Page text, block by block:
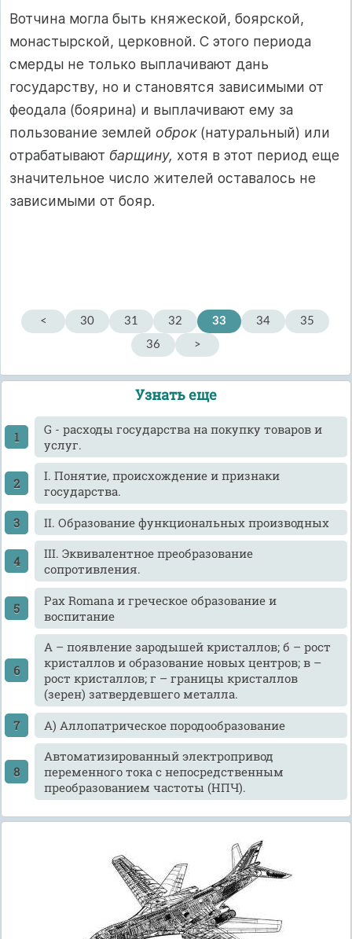
Вотчина могла быть княжеской, боярской,
монастырской, церковной. С этого периода
смерды не только выплачивают дань
государству, но и становятся зависимыми от
феодала (боярина) и выплачивают ему за
пользование землей оброк (натуральный) или
отрабатывают барщину, хотя в этот период еще
значительное число жителей оставалось не
зависимыми от бояр.
< 30 31 32 33 34
35
36
>
Узнать еще
G - расходы государства на покупку товаров и
услуг.
I. Понятие, происхождение и признаки
государства.
II. Образование функциональных производных
III. Эквивалентное преобразование
сопротивления.
Pax Romana и греческое образование и
воспитание
А – появление зародышей кристаллов; б – рост
кристаллов и образование новых центров; в –
рост кристаллов; г – границы кристаллов
(зерен) затвердевшего металла.
А) Аллопатрическое породообразование
Автоматизированный электропривод
переменного тока с непосредственным
преобразованием частоты (НПЧ).